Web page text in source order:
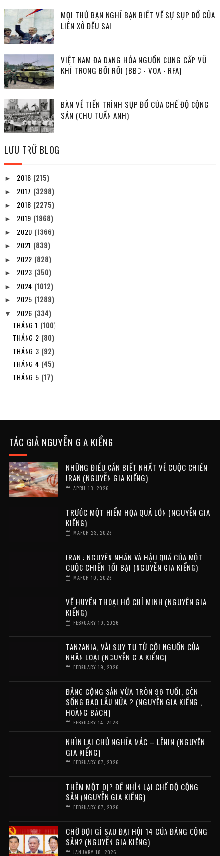
MỌI THỨ BẠN NGHĨ BẠN BIẾT VỀ SỰ SỤP ĐỔ CỦA
LIÊN XÔ ĐỀU SAI
VIỆT NAM ĐA DẠNG HÓA NGUỒN CUNG CẤP VŨ
KHÍ TRONG BỐI RỐI (BBC - VOA - RFA)
BÀN VỀ TIẾN TRÌNH SỤP ĐỔ CỦA CHẾ ĐỘ CỘNG
SẢN (CHU TUẤN ANH)
LƯU TRỮ BLOG
► 2016 (215)
► 2017 (3298)
► 2018 (2275)
► 2019 (1968)
► 2020 (1366)
► 2021 (839)
► 2022 (828)
► 2023 (350)
► 2024 (1012)
► 2025 (1289)
▼ 2026 (334)
THÁNG 1 (100)
THÁNG 2 (80)
THÁNG 3 (92)
THÁNG 4 (45)
THÁNG 5 (17)
TÁC GIẢ NGUYỄN GIA KIỂNG
NHỮNG ĐIỀU CẦN BIẾT NHẤT VỀ CUỘC CHIẾN
IRAN (NGUYỄN GIA KIỂNG)
APRIL 13, 2026
TRƯỚC MỘT HIỂM HỌA QUÁ LỚN (NGUYỄN GIA
KIỂNG)
MARCH 23, 2026
IRAN : NGUYÊN NHÂN VÀ HẬU QUẢ CỦA MỘT
CUỘC CHIẾN TỒI BẠI (NGUYỄN GIA KIỂNG)
MARCH 10, 2026
VỀ HUYỀN THOẠI HỒ CHÍ MINH (NGUYỄN GIA
KIỂNG)
FEBRUARY 19, 2026
TANZANIA, VÀI SUY TƯ TỪ CỘI NGUỒN CỦA
NHÂN LOẠI (NGUYỄN GIA KIỂNG)
FEBRUARY 19, 2026
ĐẢNG CỘNG SẢN VỪA TRÒN 96 TUỔI, CÒN
SỐNG BAO LÂU NỮA ? (NGUYỄN GIA KIỂNG ,
HOÀNG BÁCH)
FEBRUARY 14, 2026
NHÌN LẠI CHỦ NGHĨA MÁC – LÊNIN (NGUYỄN
GIA KIỂNG)
FEBRUARY 07, 2026
THÊM MỘT DỊP ĐỂ NHÌN LẠI CHẾ ĐỘ CỘNG
SẢN (NGUYỄN GIA KIỂNG)
FEBRUARY 07, 2026
CHỜ ĐỢI GÌ SAU ĐẠI HỘI 14 CỦA ĐẢNG CỘNG
SẢN? (NGUYỄN GIA KIỂNG)
JANUARY 18, 2026